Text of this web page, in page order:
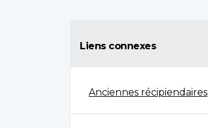
Liens connexes
Anciennes récipiendaires